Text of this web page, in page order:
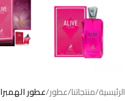
الرئيسية منتجاتنا عطور عطور الهمبرا